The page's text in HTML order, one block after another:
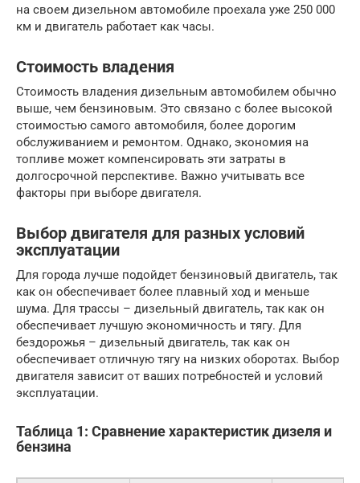
на своем дизельном автомобиле проехала уже 250 000
км и двигатель работает как часы.
Стоимость владения
Стоимость владения дизельным автомобилем обычно
выше, чем бензиновым. Это связано с более высокой
стоимостью самого автомобиля, более дорогим
обслуживанием и ремонтом. Однако, экономия на
топливе может компенсировать эти затраты в
долгосрочной перспективе. Важно учитывать все
факторы при выборе двигателя.
Выбор двигателя для разных условий
эксплуатации
Для города лучше подойдет бензиновый двигатель, так
как он обеспечивает более плавный ход и меньше
шума. Для трассы – дизельный двигатель, так как он
обеспечивает лучшую экономичность и тягу. Для
бездорожья – дизельный двигатель, так как он
обеспечивает отличную тягу на низких оборотах. Выбор
двигателя зависит от ваших потребностей и условий
эксплуатации.
Таблица 1: Сравнение характеристик дизеля и
бензина